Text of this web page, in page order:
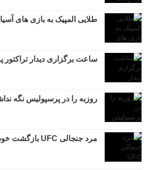
طلایی المپیک به بازی های
ساعت برگزاری دیدار تراکتور
روزبه را در پرسپولیس نگه
مرد جنجالی UFC بازگشت خود را تایید کرد